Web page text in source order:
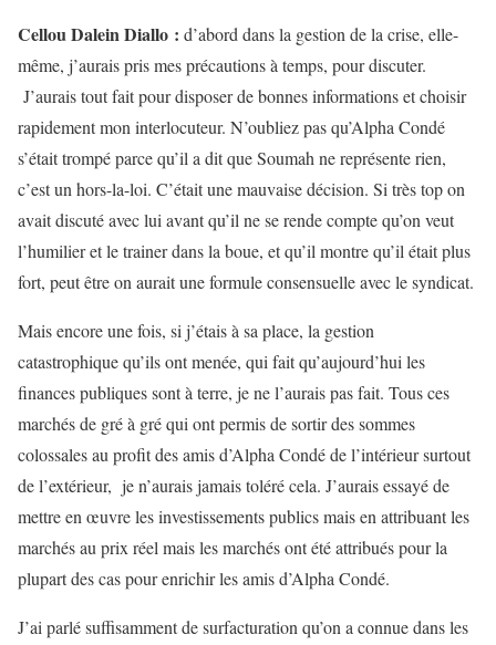
Cellou Dalein Diallo : d’abord dans la gestion de la crise, elle-
même, j’aurais pris mes précautions à temps, pour discuter.
J’aurais tout fait pour disposer de bonnes informations et choisir
rapidement mon interlocuteur. N’oubliez pas qu’Alpha Condé
s’était trompé parce qu’il a dit que Soumah ne représente rien,
c’est un hors-la-loi. C’était une mauvaise décision. Si très top on
avait discuté avec lui avant qu’il ne se rende compte qu’on veut
l’humilier et le trainer dans la boue, et qu’il montre qu’il était plus
fort, peut être on aurait une formule consensuelle avec le syndicat.
Mais encore une fois, si j’étais à sa place, la gestion
catastrophique qu’ils ont menée, qui fait qu’aujourd’hui les
finances publiques sont à terre, je ne l’aurais pas fait. Tous ces
marchés de gré à gré qui ont permis de sortir des sommes
colossales au profit des amis d’Alpha Condé de l’intérieur surtout
de l’extérieur, je n’aurais jamais toléré cela. J’aurais essayé de
mettre en œuvre les investissements publics mais en attribuant les
marchés au prix réel mais les marchés ont été attribués pour la
plupart des cas pour enrichir les amis d’Alpha Condé.
J’ai parlé suffisamment de surfacturation qu’on a connue dans les